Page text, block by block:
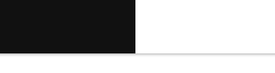
realizado una entrevista […]